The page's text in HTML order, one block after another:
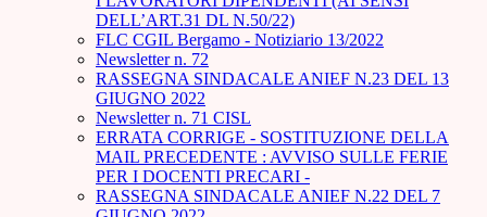
DELL’ART.31 DL N.50/22)
FLC CGIL Bergamo - Notiziario 13/2022
Newsletter n. 72
RASSEGNA SINDACALE ANIEF N.23 DEL 13
GIUGNO 2022
Newsletter n. 71 CISL
ERRATA CORRIGE - SOSTITUZIONE DELLA
MAIL PRECEDENTE : AVVISO SULLE FERIE
PER I DOCENTI PRECARI -
RASSEGNA SINDACALE ANIEF N.22 DEL 7